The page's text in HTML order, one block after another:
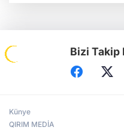
Bizi Takip
Künye
QIRIM MEDİA